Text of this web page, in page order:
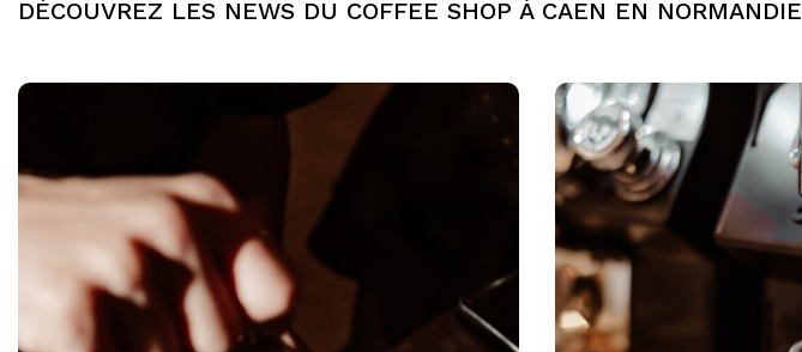
DÉCOUVREZ LES NEWS DU COFFEE SHOP À CAEN EN NORMANDIE